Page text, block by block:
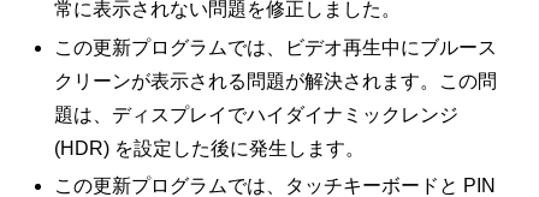
常に表示されない問題を修正しました。
この更新プログラムでは、ビデオ再生中にブルース
クリーンが表示される問題が解決されます。この問
題は、ディスプレイでハイダイナミックレンジ
(HDR) を設定した後に発生します。
この更新プログラムでは、タッチキーボードと PIN